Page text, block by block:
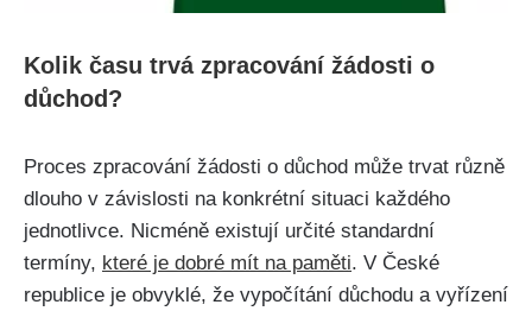
Kolik času trvá zpracování žádosti o
důchod?
Proces zpracování žádosti o důchod může trvat různě
dlouho v závislosti na konkrétní situaci každého
jednotlivce. Nicméně existují určité standardní
termíny, které je dobré mít na paměti. V České
republice je obvyklé, že vypočítání důchodu a vyřízení